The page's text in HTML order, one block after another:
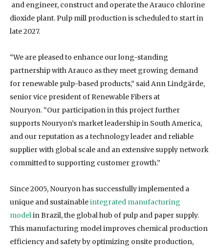
and engineer, construct and operate the Arauco chlorine
dioxide plant. Pulp mill production is scheduled to start in
late 2027.
“We are pleased to enhance our long-standing
partnership with Arauco as they meet growing demand
for renewable pulp-based products,” said Ann Lindgärde,
senior vice president of Renewable Fibers at
Nouryon. “Our participation in this project further
supports Nouryon’s market leadership in South America,
and our reputation as a technology leader and reliable
supplier with global scale and an extensive supply network
committed to supporting customer growth.”
Since 2005, Nouryon has successfully implemented a
unique and sustainableintegrated manufacturing
modelin Brazil, the global hub of pulp and paper supply.
This manufacturing model improves chemical production
efficiency and safety by optimizing onsite production,